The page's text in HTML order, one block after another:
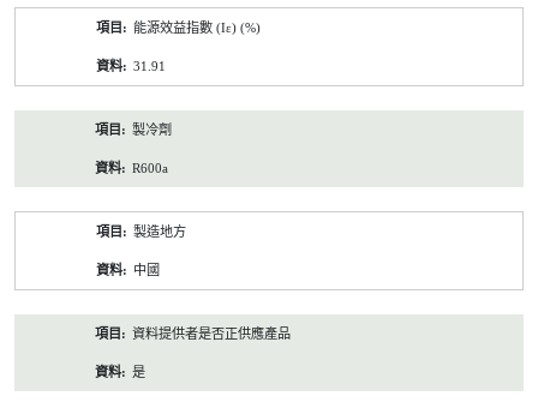
能源效益指數 (Iε) (%)
31.91
製冷劑
R600a
製造地方
中國
資料提供者是否正供應產品
是